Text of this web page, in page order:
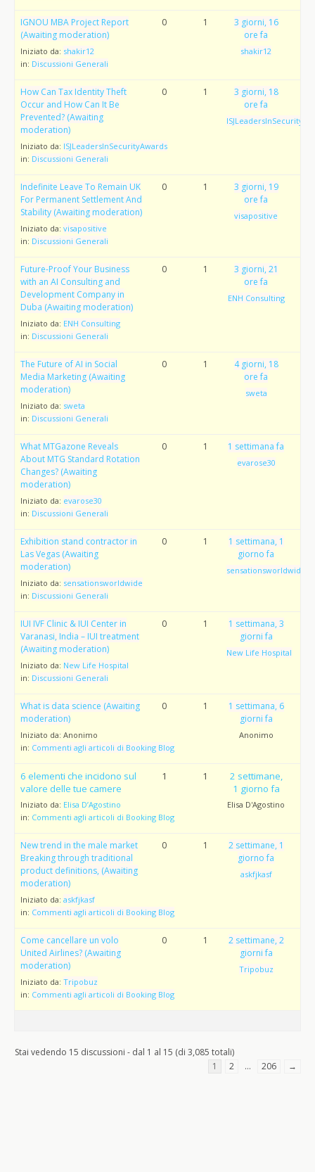
IGNOU MBA Project Report
(Awaiting moderation)
Iniziato da: shakir12
in: Discussioni Generali
0 1
3 giorni, 16
ore fa
shakir12
How Can Tax Identity Theft
Occur and How Can It Be
Prevented? (Awaiting
moderation)
Iniziato da: ISJLeadersInSecurityAwards
in: Discussioni Generali
0 1
3 giorni, 18
ore fa
Indefinite Leave To Remain UK
For Permanent Settlement And
Stability (Awaiting moderation)
Iniziato da: visapositive
in: Discussioni Generali
0 1
3 giorni, 19
ore fa
visapositive
Future-Proof Your Business
with an AI Consulting and
Development Company in
Duba (Awaiting moderation)
Iniziato da: ENH Consulting
in: Discussioni Generali
0 1
3 giorni, 21
ore fa
ENH Consulting
The Future of AI in Social
Media Marketing (Awaiting
moderation)
Iniziato da: sweta
in: Discussioni Generali
0 1
4 giorni, 18
ore fa
sweta
What MTGazone Reveals
About MTG Standard Rotation
Changes? (Awaiting
moderation)
Iniziato da: evarose30
in: Discussioni Generali
0 1 1 settimana fa
evarose30
Exhibition stand contractor in
Las Vegas (Awaiting
moderation)
Iniziato da: sensationsworldwide
in: Discussioni Generali
0 1
1 settimana, 1
giorno fa
sensationsworldwide
IUI IVF Clinic & IUI Center in
Varanasi, India – IUI treatment
(Awaiting moderation)
Iniziato da: New Life Hospital
in: Discussioni Generali
0 1
1 settimana, 3
giorni fa
New Life Hospital
What is data science (Awaiting
moderation)
Iniziato da: Anonimo
in: Commenti agli articoli di Booking Blog
0 1
1 settimana, 6
giorni fa
Anonimo
6 elementi che incidono sul
valore delle tue camere
Iniziato da: Elisa D’Agostino
in: Commenti agli articoli di Booking Blog
1 1
2 settimane,
1 giorno fa
Elisa D'Agostino
New trend in the male market
Breaking through traditional
product definitions, (Awaiting
moderation)
Iniziato da: askfjkasf
in: Commenti agli articoli di Booking Blog
0 1
2 settimane, 1
giorno fa
askfjkasf
Come cancellare un volo
United Airlines? (Awaiting
moderation)
Iniziato da: Tripobuz
in: Commenti agli articoli di Booking Blog
0 1
2 settimane, 2
giorni fa
Tripobuz
Stai vedendo 15 discussioni - dal 1 al 15 (di 3,085 totali)
1
2 … 206 →